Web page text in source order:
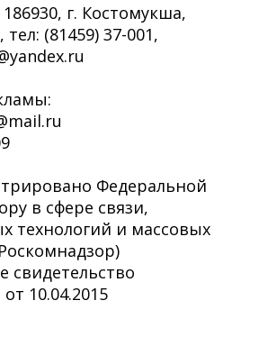
г. Костомукша,
(81459) 37-001,
Федеральной
в сфере связи,
технологий и массовых
свидетельство
10.04.2015